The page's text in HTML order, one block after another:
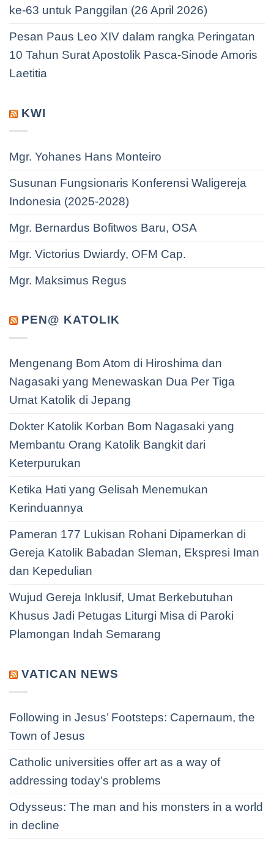
ke-63 untuk Panggilan (26 April 2026)
Pesan Paus Leo XIV dalam rangka Peringatan
10 Tahun Surat Apostolik Pasca-Sinode Amoris
Laetitia
KWI
Mgr. Yohanes Hans Monteiro
Susunan Fungsionaris Konferensi Waligereja
Indonesia (2025-2028)
Mgr. Bernardus Bofitwos Baru, OSA
Mgr. Victorius Dwiardy, OFM Cap.
Mgr. Maksimus Regus
PEN@ KATOLIK
Mengenang Bom Atom di Hiroshima dan
Nagasaki yang Menewaskan Dua Per Tiga
Umat Katolik di Jepang
Dokter Katolik Korban Bom Nagasaki yang
Membantu Orang Katolik Bangkit dari
Keterpurukan
Ketika Hati yang Gelisah Menemukan
Kerinduannya
Pameran 177 Lukisan Rohani Dipamerkan di
Gereja Katolik Babadan Sleman, Ekspresi Iman
dan Kepedulian
Wujud Gereja Inklusif, Umat Berkebutuhan
Khusus Jadi Petugas Liturgi Misa di Paroki
Plamongan Indah Semarang
VATICAN NEWS
Following in Jesus’ Footsteps: Capernaum, the
Town of Jesus
Catholic universities offer art as a way of
addressing today’s problems
Odysseus: The man and his monsters in a world
in decline